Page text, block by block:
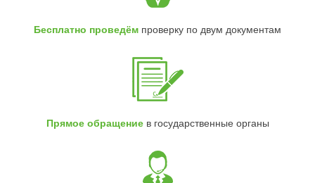
Бесплатно проведём проверку по двум документам
Прямое обращениев государственные органы